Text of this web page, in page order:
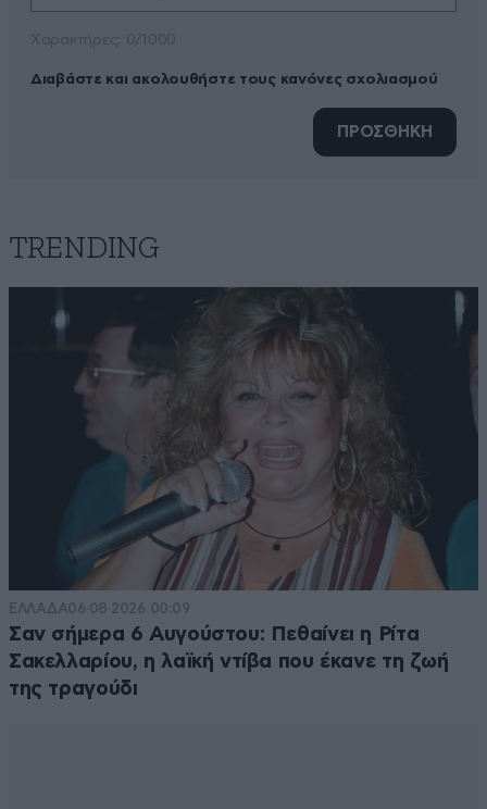
Διαβάστε και ακολουθήστε τους κανόνες σχολιασμού
ΠΡΟΣΘΗΚΗ
TRENDING
ΕΛΛΑΔΑ06·08·2026 00:09
Σαν σήμερα 6 Αυγούστου: Πεθαίνει η Ρίτα
Σακελλαρίου, η λαϊκή ντίβα που έκανε τη ζωή
της τραγούδι